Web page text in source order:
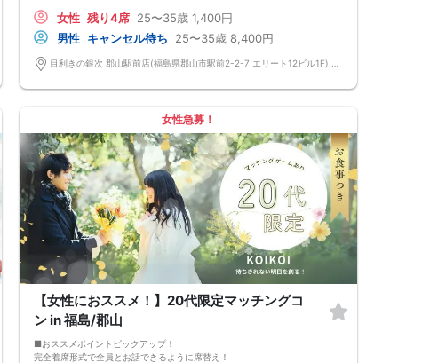
・写真入りの年齢が確認できる証明書（運転免許証など）
◆定員
100名 ※最低遂行人数 男女10人ずつ
≪服装について≫
スマートカジュアルな服装を推奨しています。
服装により入場NGということはありませんのでご安心ください。
何を着ていこうか悩んでしまう方はどのような服装でも大丈夫ですので、
お好きな服装でお越しください。
るように返却されるので安心です。
■最少催行人数
男女2対2
■中止判断タイミング
前日20時、または開催6時間前の時点で最少開催人数に満たない場合
→ お酒が飲めない方にはソフトドリンクも豊富にご用意しています！
女性 残り4席 25〜35歳 1,400円
男性 キャンセル待ち 25〜35歳 8,400円
女性急募！
【女性におススメ！】20代限定マッチングコ
ン in 福島/郡山
■おススメポイントピックアップ！
完全着席形式で全員とお話できるように席替え！